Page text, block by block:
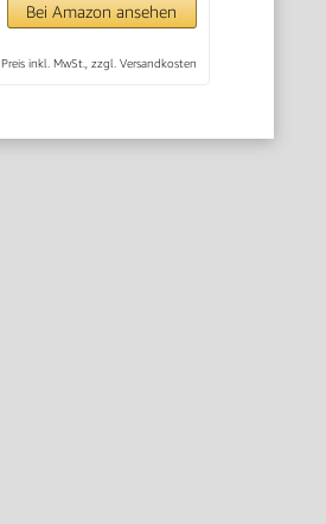
Bei Amazon ansehen
Preis inkl. MwSt., zzgl. Versandkosten